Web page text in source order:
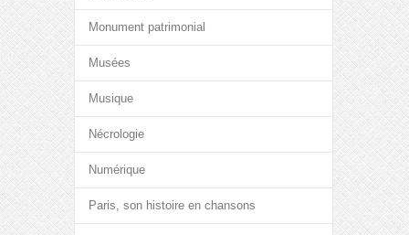
Monument patrimonial
Musées
Musique
Nécrologie
Numérique
Paris, son histoire en chansons